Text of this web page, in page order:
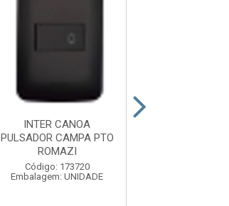
INTER CANOA
PULSADOR CAMPA PTO
ROMAZI
Código: 173720
Embalagem: UNIDADE